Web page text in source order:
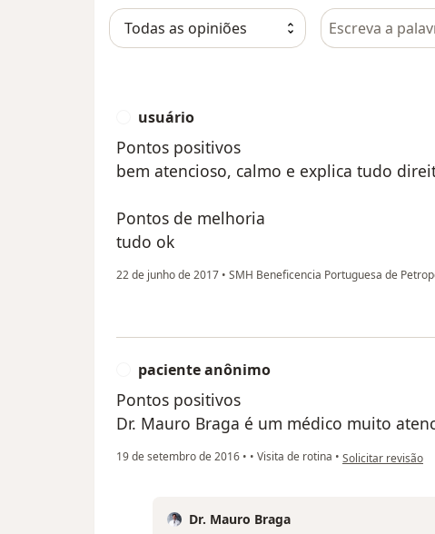
Pesquisar em
usuário
Pontos positivos
bem atencioso, calmo e explica tudo
Pontos de melhoria
tudo ok
22 de junho de 2017 • SMH Beneficencia Portuguesa de
paciente anônimo
Pontos positivos
Dr. Mauro Braga é um médico muito
19 de setembro de 2016 • • Visita de rotina • na opinião do
Solicitar revisão
Dr. Mauro Braga